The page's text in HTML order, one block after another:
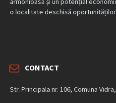
o localitate deschisă
CONTACT
Str. Principala nr. 106, Comuna